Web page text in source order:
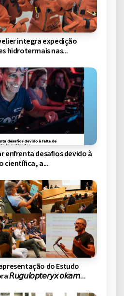
integra expedição
hidrotermais nas...
enfrenta desafios devido à
científica, a...
do Estudo
𝘙𝘶𝘨𝘶𝘭𝘰𝘱𝘵𝘦𝘳𝘺𝘹 𝘰𝘬𝘢𝘮...